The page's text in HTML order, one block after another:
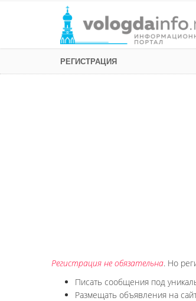
РЕГИСТРАЦИЯ
Регистрация не обязательна. Но
Писать сообщения под
Размещать объявления на